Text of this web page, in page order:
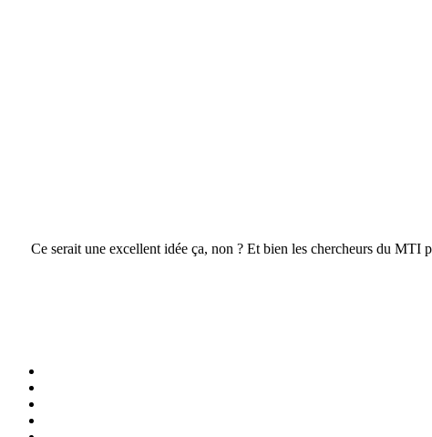
Ce serait une excellent idée ça, non ? Et bien les chercheurs du